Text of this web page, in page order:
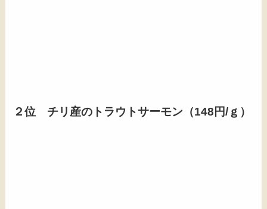
２位 チリ産のトラウトサーモン（148円/ｇ）